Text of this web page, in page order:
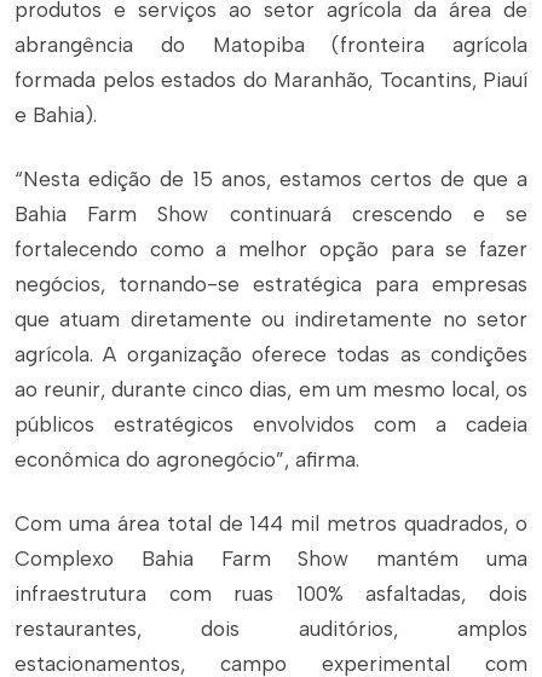
produtos e serviços ao setor agrícola da área de
abrangência do Matopiba (fronteira agrícola
formada pelos estados do Maranhão, Tocantins, Piauí
e Bahia).
“Nesta edição de 15 anos, estamos certos de que a
Bahia Farm Show continuará crescendo e se
fortalecendo como a melhor opção para se fazer
negócios, tornando-se estratégica para empresas
que atuam diretamente ou indiretamente no setor
agrícola. A organização oferece todas as condições
ao reunir, durante cinco dias, em um mesmo local, os
públicos estratégicos envolvidos com a cadeia
econômica do agronegócio”, afirma.
Com uma área total de 144 mil metros quadrados, o
Complexo Bahia Farm Show mantém uma
infraestrutura com ruas 100% asfaltadas, dois
restaurantes, dois auditórios, amplos
estacionamentos, campo experimental com